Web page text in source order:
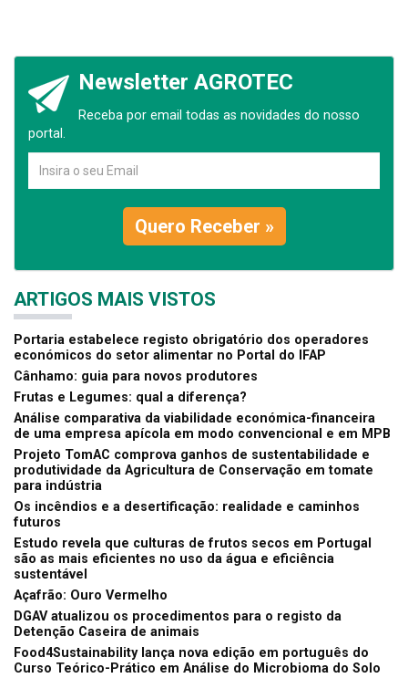
Newsletter AGROTEC
Receba por email todas as novidades do nosso
portal.
Quero Receber »
ARTIGOS MAIS VISTOS
Portaria estabelece registo obrigatório dos operadores
económicos do setor alimentar no Portal do IFAP
Cânhamo: guia para novos produtores
Frutas e Legumes: qual a diferença?
Análise comparativa da viabilidade económica-financeira
de uma empresa apícola em modo convencional e em MPB
Projeto TomAC comprova ganhos de sustentabilidade e
produtividade da Agricultura de Conservação em tomate
para indústria
Os incêndios e a desertificação: realidade e caminhos
futuros
Estudo revela que culturas de frutos secos em Portugal
são as mais eficientes no uso da água e eficiência
sustentável
Açafrão: Ouro Vermelho
DGAV atualizou os procedimentos para o registo da
Detenção Caseira de animais
Food4Sustainability lança nova edição em português do
Curso Teórico-Prático em Análise do Microbioma do Solo